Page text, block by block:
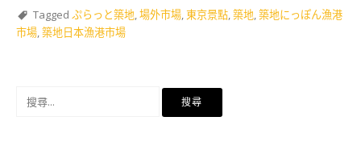
Tagged ぷらっと築地,場外市場,東京景點,築地,築地にっぽん漁港
市場,築地日本漁港市場